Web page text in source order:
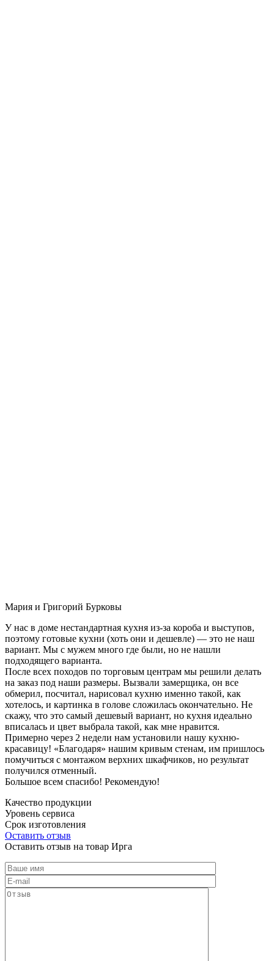
Мария и Григорий Бурковы
У нас в доме нестандартная кухня из-за короба и выступов,
поэтому готовые кухни (хоть они и дешевле) — это не наш
вариант. Мы с мужем много где были, но не нашли
подходящего варианта.
После всех походов по торговым центрам мы решили делать
на заказ под наши размеры. Вызвали замерщика, он все
обмерил, посчитал, нарисовал кухню именно такой, как
хотелось, и картинка в голове сложилась окончательно. Не
скажу, что это самый дешевый вариант, но кухня идеально
вписалась и цвет выбрала такой, как мне нравится.
Примерно через 2 недели нам установили нашу кухню-
красавицу! «Благодаря» нашим кривым стенам, им пришлось
помучиться с монтажом верхних шкафчиков, но результат
получился отменный.
Большое всем спасибо! Рекомендую!
Качество продукции
Уровень сервиса
Срок изготовления
Оставить отзыв
Оставить отзыв на товар Ирга